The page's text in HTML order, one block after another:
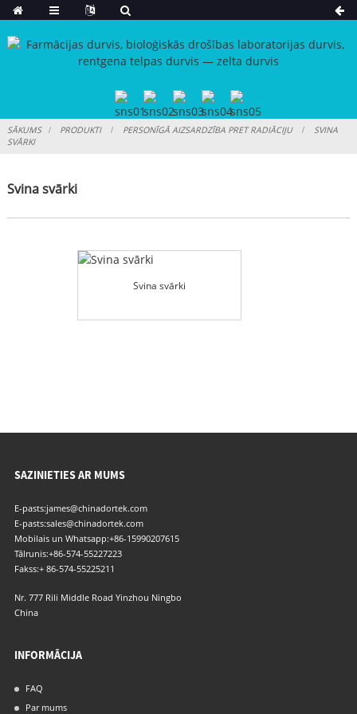
SĀKUMS PRODUKTI PERSONĪGĀ AIZSARDZĪBA PRET RADIĀCIJU
SVINA
SVĀRKI
Svina svārki
Svina svārki
SAZINIETIES AR MUMS
E-pasts:james@chinadortek.com
E-pasts:sales@chinadortek.com
Mobilais un Whatsapp:+86-15990207615
Tālrunis:+86-574-55227223
Fakss:+ 86-574-55225211
Nr. 777 Rili Middle Road Yinzhou Ningbo
China
INFORMĀCIJA
FAQ
Par mums